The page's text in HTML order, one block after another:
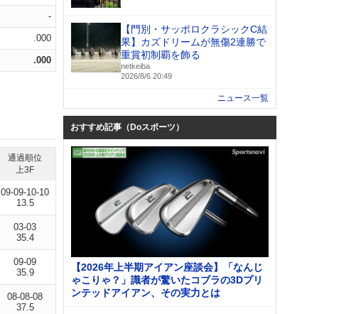
-
.000
.000
通過順位
上3F
09-09-10-10
13.5
03-03
35.4
09-09
35.9
08-08-08
37.5
【門別・サッポロクラシックC結
果】カズドリームが無傷2連勝で
重賞初制覇を飾る
netkeiba
2026/8/6 20:49
ニュース一覧
おすすめ記事（Doスポーツ）
【2026年上半期アイアン座談会】「なんじ
ゃこりゃ？」識者が驚いたコブラの3Dプリ
ンテッドアイアン、その実力とは